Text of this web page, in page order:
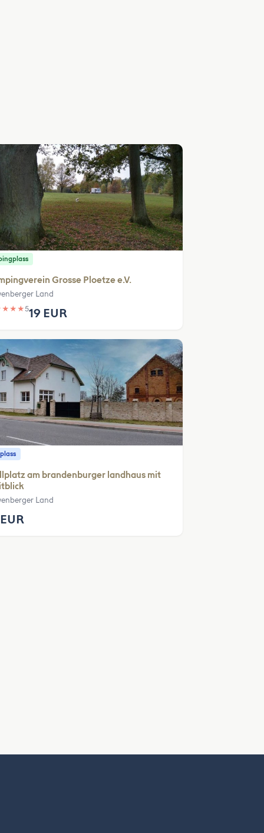
Grosse Ploetze e.V.
Land
★ ★ ★519 EUR
am brandenburger landhaus mit
Land